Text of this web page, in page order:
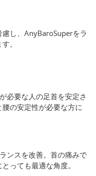
し、AnyBaroSuperをラ
。
必要な人の足首を安定さ
の安定性が必要な方に
ンスを改善。首の痛みで
っても最適な角度。